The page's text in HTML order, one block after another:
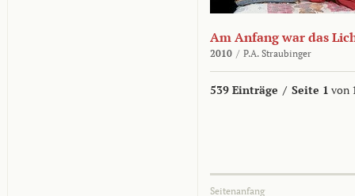
Am Anfang war das
2010 / P.A. Straubinger
539 Einträge / Seite 1 von
Seitenanfang